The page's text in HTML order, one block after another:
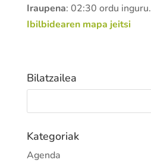
Iraupena: 02:30 ordu inguru.
Ibilbidearen mapa jeitsi
Bilatzailea
Kategoriak
Agenda